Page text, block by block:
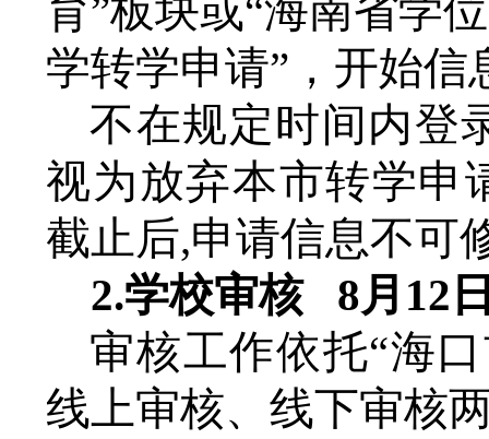
育”板块或“海南省学
学转学申请”，开始信
不在规定时间内登
视为放弃本市转学申
截止后,申请信息不可
2.学校审核
8月12
审核工作依托“海
线上审核、线下审核